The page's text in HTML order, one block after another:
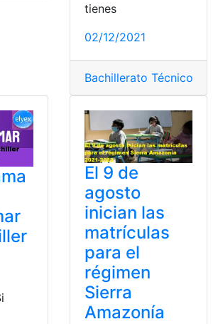
tienes
02/12/2021
Bachillerato Técnico
El 9 de
agosto
inician las
matrículas
para el
régimen
Sierra
Amazonía